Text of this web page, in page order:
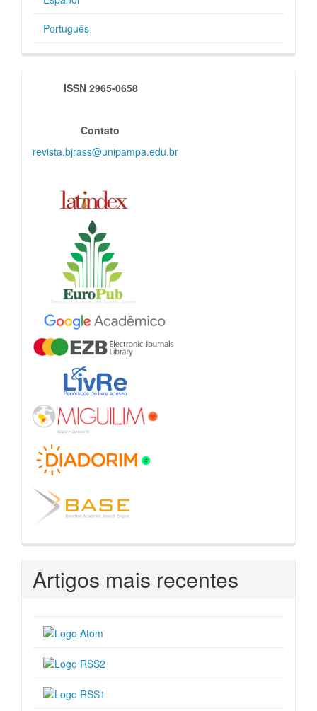
Português
indexadores
ISSN 2965-0658
Contato
revista.bjrass@unipampa.edu.br
Artigos mais recentes